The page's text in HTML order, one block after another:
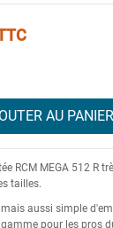
AU PANIER
RCM MEGA 512 R
tailles.
aussi simple
pour les pros